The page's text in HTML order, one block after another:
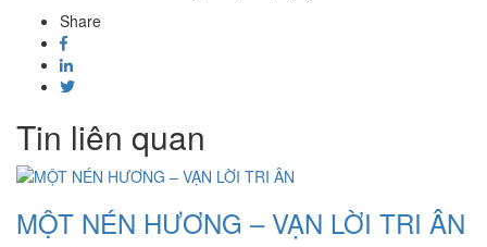
Share
Tin liên quan
MỘT NÉN HƯƠNG – VẠN LỜI TRI ÂN